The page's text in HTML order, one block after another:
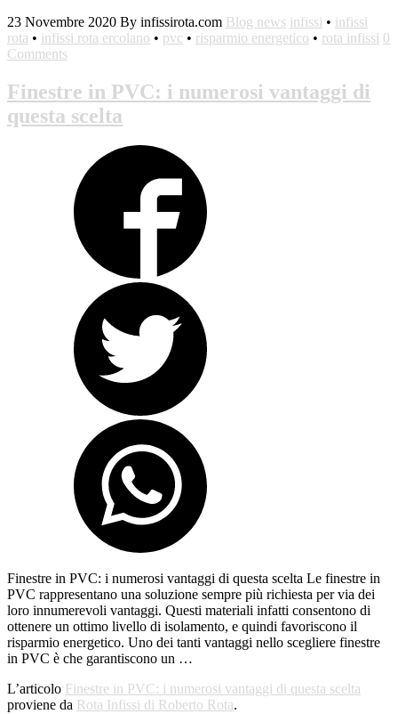
23 Novembre 2020 By infissirota.com Blog news infissi • infissi
rota • infissi rota ercolano • pvc • risparmio energetico • rota infissi 0
Comments
Finestre in PVC: i numerosi vantaggi di
questa scelta
Finestre in PVC: i numerosi vantaggi di questa scelta Le finestre in
PVC rappresentano una soluzione sempre più richiesta per via dei
loro innumerevoli vantaggi. Questi materiali infatti consentono di
ottenere un ottimo livello di isolamento, e quindi favoriscono il
risparmio energetico. Uno dei tanti vantaggi nello scegliere finestre
in PVC è che garantiscono un …
L’articolo Finestre in PVC: i numerosi vantaggi di questa scelta
proviene da Rota Infissi di Roberto Rota.